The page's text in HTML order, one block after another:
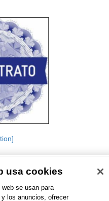
usa cookies
se usan para
los anuncios, ofrecer